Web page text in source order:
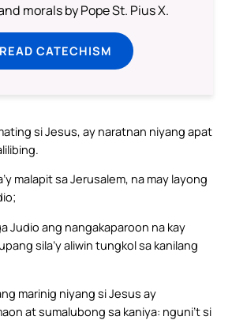
morals by Pope St. Pius X.
READ CATECHISM
si Jesus, ay naratnan niyang apat
malapit sa Jerusalem, na may layong
Judio ang nangakaparoon na kay
sila’y aliwin tungkol sa kanilang
marinig niyang si Jesus ay
at sumalubong sa kaniya: nguni’t si